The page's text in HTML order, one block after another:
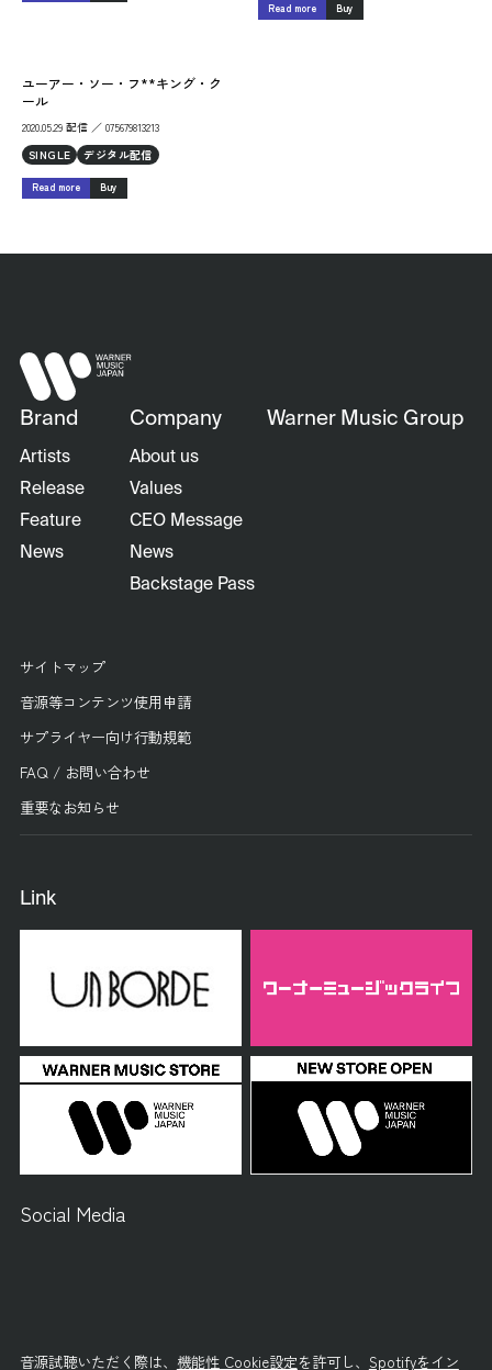
Read more Buy
ユーアー・ソー・フ**キング・ク
ール
2020.05.29 配信 ／ 075679813213
SINGLE
デジタル配信
Read more Buy
Brand
Artists
Release
Feature
News
Company
About us
Values
CEO Message
News
Backstage Pass
Warner Music Group
サイトマップ
音源等コンテンツ使用申請
サプライヤー向け行動規範
FAQ / お問い合わせ
重要なお知らせ
Link
Social Media
音源試聴いただく際は、 機能性 Cookie設定を許可し、 Spotifyをイン